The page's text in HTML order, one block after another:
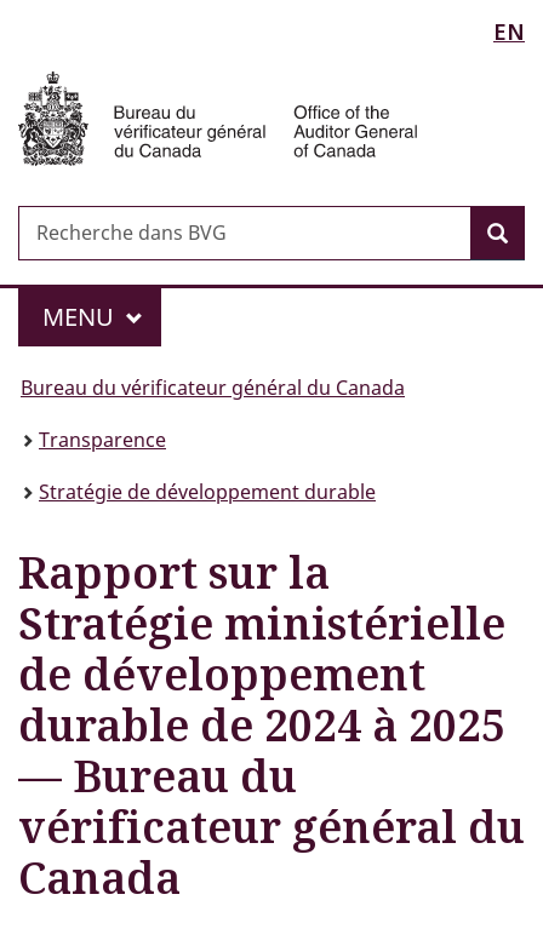
des
Invitations
principal
Au
sujet
version
HTML
de
la
langue
EN
Recherche
Recherche
dans
Menu
MAIN
MENU
Vous
êtes
ici :
Bureau du vérificateur général du Canada
Transparence
Stratégie de développement durable
Rapport sur la
Stratégie ministérielle
de développement
durable de 2024 à 2025
— Bureau du
vérificateur général du
Canada